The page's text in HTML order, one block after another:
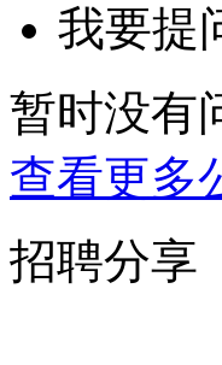
我要提
暂时没有
查看更多
招聘分享